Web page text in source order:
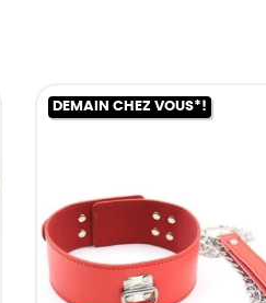
DEMAIN CHEZ VOUS*!